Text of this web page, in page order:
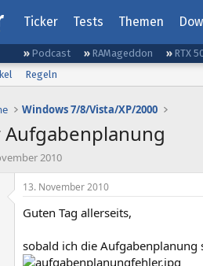
Ticker Tests Themen
Podcast RAMageddon RTX
Regeln
Windows 7/8/Vista/XP/2000
Aufgabenplanung
2010
13. November 2010
Guten Tag allerseits,
sobald ich die